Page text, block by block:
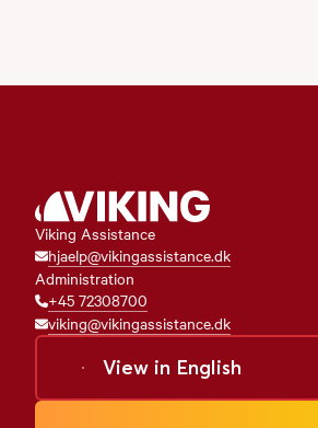
Viking Assistance
hjaelp@vikingassistance.dk
Administration
+45 72308700
viking@vikingassistance.dk
View in English